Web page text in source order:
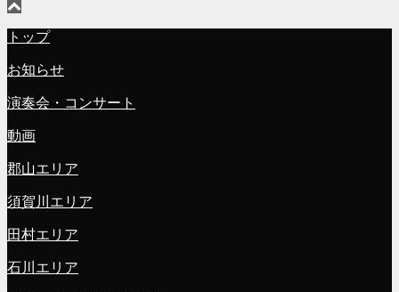
トップ
お知らせ
演奏会・コンサート
動画
郡山エリア
須賀川エリア
田村エリア
石川エリア